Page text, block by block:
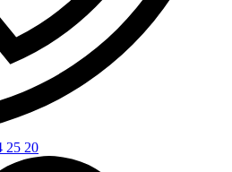
25 20